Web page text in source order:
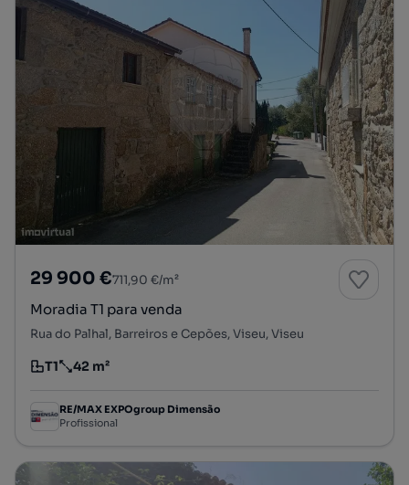
29 900 €711,90 €/m²
Moradia T1 para venda
Rua do Palhal, Barreiros e Cepões, Viseu, Viseu
Tipologia
T1
Preço por metro quadrado
42 m²
RE/MAX EXPOgroup Dimensão
Profissional